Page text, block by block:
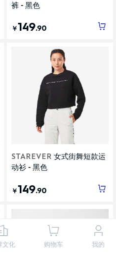
裤 - 黑色
￥149.90
STAREVER 女式街舞短款运
动衫 - 黑色
￥149.90
文化 购物车 我的